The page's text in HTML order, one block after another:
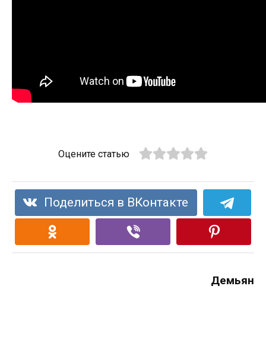
Оцените статью
Поделиться в ВКонтакте
Демьян